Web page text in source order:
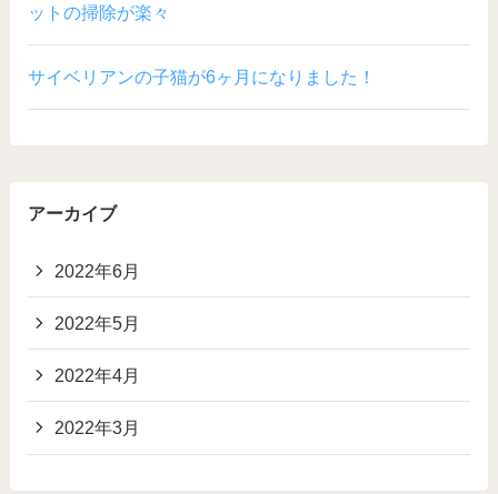
ットの掃除が楽々
サイベリアンの子猫が6ヶ月になりました！
アーカイブ
2022年6月
2022年5月
2022年4月
2022年3月